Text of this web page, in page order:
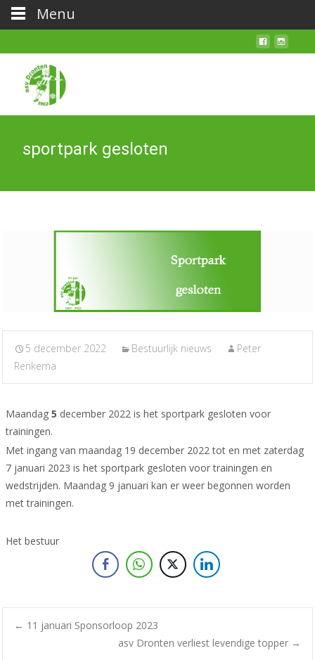
sportpark gesloten
5 december 2022 Bestuurlijk nieuws
Peter
Renkema
Maandag 5 december 2022 is het sportpark gesloten voor
trainingen.
Met ingang van maandag 19 december 2022 tot en met zaterdag
7 januari 2023 is het sportpark gesloten voor trainingen en
wedstrijden. Maandag 9 januari kan er weer begonnen worden
met trainingen.
Het bestuur
Bericht
← 11 januari Sponsorloop 2023
asv Dronten verliest levendige topper →
Menu